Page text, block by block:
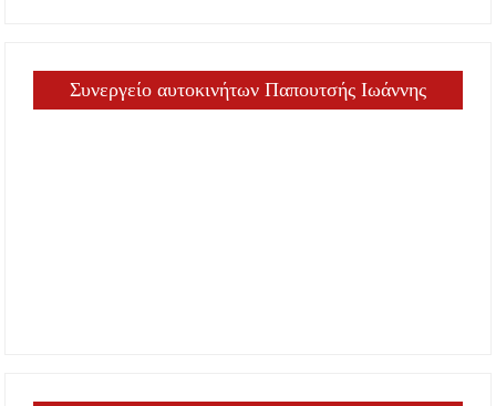
Συνεργείο αυτοκινήτων Παπουτσής Ιωάννης